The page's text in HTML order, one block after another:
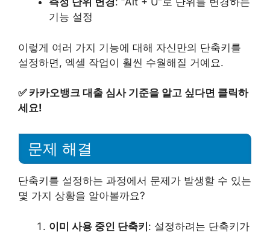
기능 설정
이렇게 여러 가지 기능에 대해 자신만의 단축키를
설정하면, 엑셀 작업이 훨씬 수월해질 거예요.
✅ 카카오뱅크 대출 심사 기준을 알고 싶다면 클릭하
세요!
문제 해결
단축키를 설정하는 과정에서 문제가 발생할 수 있는
몇 가지 상황을 알아볼까요?
이미 사용 중인 단축키: 설정하려는 단축키가